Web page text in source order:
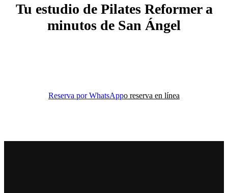
Tu estudio de Pilates Reformer a
minutos de San Ángel
Reserva por WhatsAppo reserva en línea